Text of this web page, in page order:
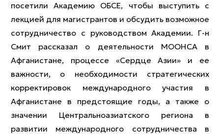
посетили Академию ОБСЕ, чтобы выступить с
лекцией для магистрантов и обсудить возможное
сотрудничество с руководством Академии. Г-н
Смит рассказал о деятельности МООНСА в
Афганистане, процессе «Сердце Азии» и ее
важности, о необходимости стратегических
корректировок международного участия в
Афганистане в предстоящие годы, а также о
значении Центральноазиатского региона в
развитии международного сотрудничества в